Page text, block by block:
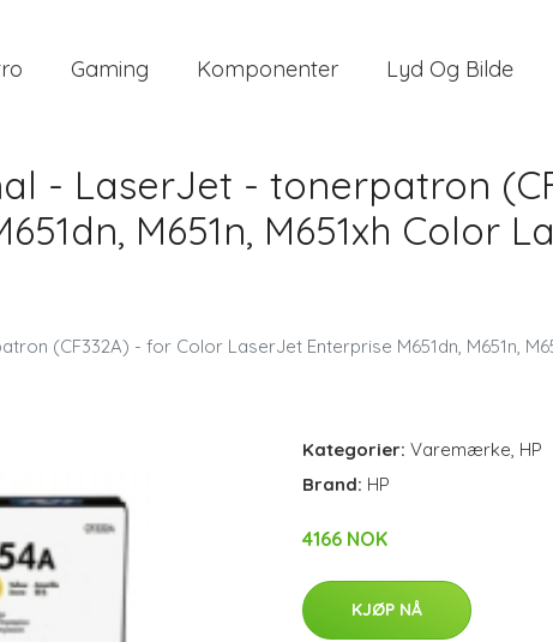
Gaming Komponenter Lyd Og Bilde
- LaserJet - tonerpatron
M651n, M651xh Color
(CF332A) - for Color LaserJet Enterprise M651dn, M651n,
Kategorier: Varemærke, HP
Brand: HP
4166 NOK
KJØP NÅ